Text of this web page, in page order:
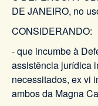
DE JANEIRO, no
CONSIDERANDO:
- que incumbe à
assistência jurídica
necessitados, ex vi
ambos da Magna